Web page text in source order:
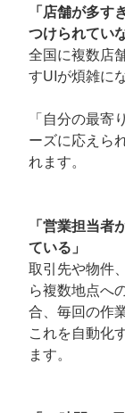
「店舗が多
つけられてい
全国に複数店
すUIが煩雑に
「自分の最
ーズに応えら
れます。
「営業担当
ている」
取引先や物件
ら複数地点へ
合、毎回の作
これを自動化
ます。